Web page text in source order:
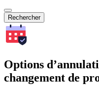
Rechercher
Options
changement de